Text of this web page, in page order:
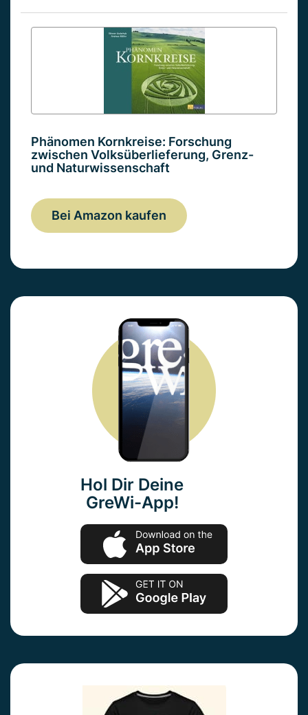
Phänomen Kornkreise: Forschung
zwischen Volksüberlieferung, Grenz-
und Naturwissenschaft
Bei Amazon kaufen
Hol Dir Deine
GreWi-App!